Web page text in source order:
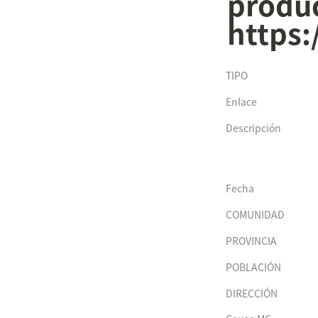
TIPO
Enlace
Descripción
Fecha
COMUNIDAD
PROVINCIA
POBLACIÓN
DIRECCIÓN